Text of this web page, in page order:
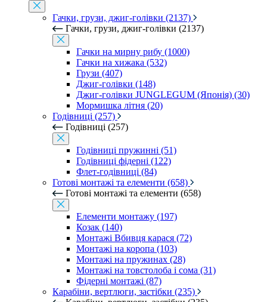
Гачки, грузи, джиг-голівки (2137)
Гачки, грузи, джиг-голівки (2137)
Гачки на мирну рибу (1000)
Гачки на хижака (532)
Грузи (407)
Джиг-голівки (148)
Джиг-голівки JUNGLEGUM (Японія) (30)
Мормишка літня (20)
Годівниці (257)
Годівниці (257)
Годівниці пружинні (51)
Годівниці фідерні (122)
Флет-годівниці (84)
Готові монтажі та елементи (658)
Готові монтажі та елементи (658)
Елементи монтажу (197)
Козак (140)
Монтажі Вбивця карася (72)
Монтажі на коропа (103)
Монтажі на пружинах (28)
Монтажі на товстолоба і сома (31)
Фідерні монтажі (87)
Карабіни, вертлюги, застібки (235)